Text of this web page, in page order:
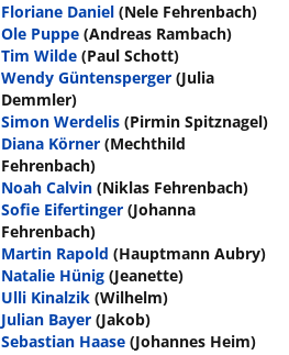
Floriane Daniel (Nele Fehrenbach)
Ole Puppe (Andreas Rambach)
Tim Wilde (Paul Schott)
Wendy Güntensperger (Julia
Demmler)
Simon Werdelis (Pirmin Spitznagel)
Diana Körner (Mechthild
Fehrenbach)
Noah Calvin (Niklas Fehrenbach)
Sofie Eifertinger (Johanna
Fehrenbach)
Martin Rapold (Hauptmann Aubry)
Natalie Hünig (Jeanette)
Ulli Kinalzik (Wilhelm)
Julian Bayer (Jakob)
Sebastian Haase (Johannes Heim)